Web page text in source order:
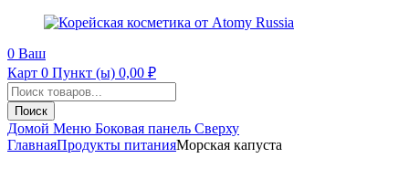
0 Ваш
Карт 0 Пункт (ы) 0,00 ₽
Поиск
продуктов
Поиск
Домой Меню Боковая панель Сверху
ГлавнаяПродукты питанияМорская капуста